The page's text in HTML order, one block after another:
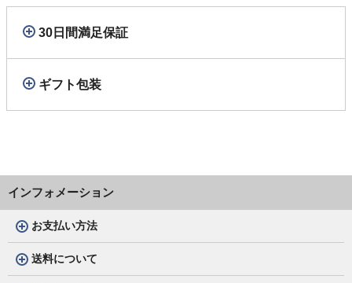
30日間満足保証
ギフト包装
インフォメーション
お支払い方法
送料について